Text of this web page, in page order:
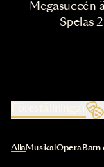
Megasuccén
Spelas
Val av kategori
AllaMusikal OperaBarn